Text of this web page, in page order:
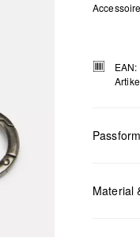
Passform
Material